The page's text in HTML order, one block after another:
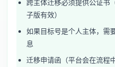
跨主体迁移必须提供公证书
子版有效）
如果目标号是个人主体，需
息
迁移申请函（平台会在流程